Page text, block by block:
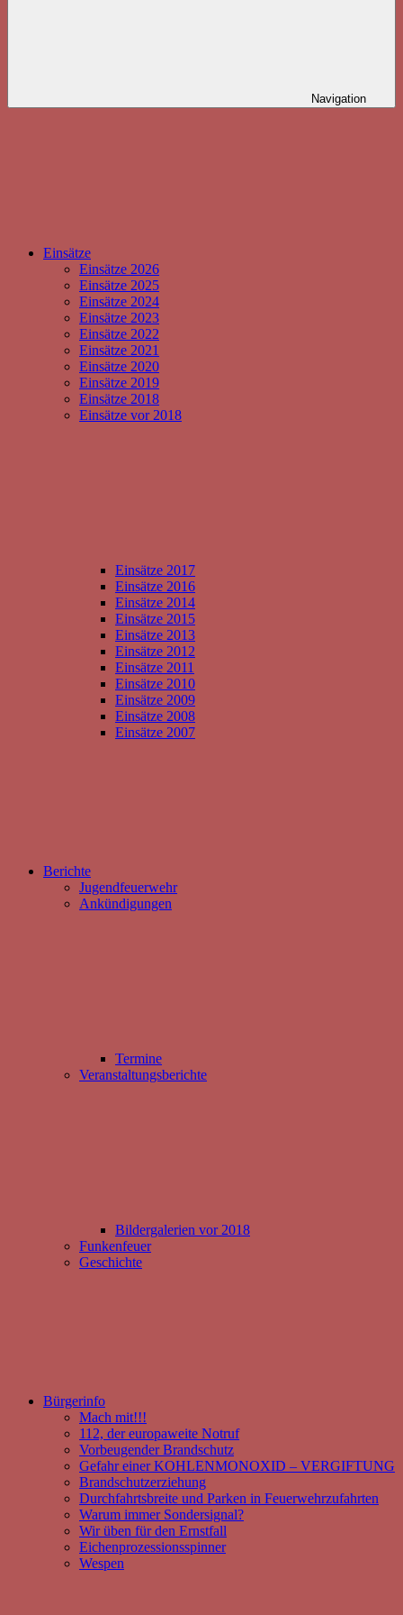
Navigation
Einsätze
Einsätze 2026
Einsätze 2025
Einsätze 2024
Einsätze 2023
Einsätze 2022
Einsätze 2021
Einsätze 2020
Einsätze 2019
Einsätze 2018
Einsätze vor 2018
Einsätze 2017
Einsätze 2016
Einsätze 2014
Einsätze 2015
Einsätze 2013
Einsätze 2012
Einsätze 2011
Einsätze 2010
Einsätze 2009
Einsätze 2008
Einsätze 2007
Berichte
Jugendfeuerwehr
Ankündigungen
Termine
Veranstaltungsberichte
Bildergalerien vor 2018
Funkenfeuer
Geschichte
Bürgerinfo
Mach mit!!!
112, der europaweite Notruf
Vorbeugender Brandschutz
Gefahr einer KOHLENMONOXID – VERGIFTUNG
Brandschutzerziehung
Durchfahrtsbreite und Parken in Feuerwehrzufahrten
Warum immer Sondersignal?
Wir üben für den Ernstfall
Eichenprozessionsspinner
Wespen